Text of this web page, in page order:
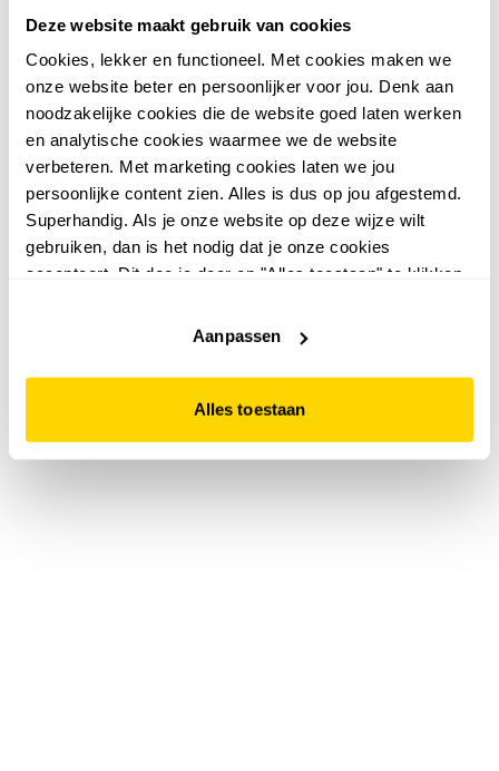
Deze website maakt gebruik van cookies
Cookies, lekker en functioneel. Met cookies maken we
onze website beter en persoonlijker voor jou. Denk aan
noodzakelijke cookies die de website goed laten werken
en analytische cookies waarmee we de website
verbeteren. Met marketing cookies laten we jou
persoonlijke content zien. Alles is dus op jou afgestemd.
Superhandig. Als je onze website op deze wijze wilt
gebruiken, dan is het nodig dat je onze cookies
accepteert. Dit doe je door op "Alles toestaan" te klikken.
website niet optimaal functioneert.
Aanpassen
Alles toestaan